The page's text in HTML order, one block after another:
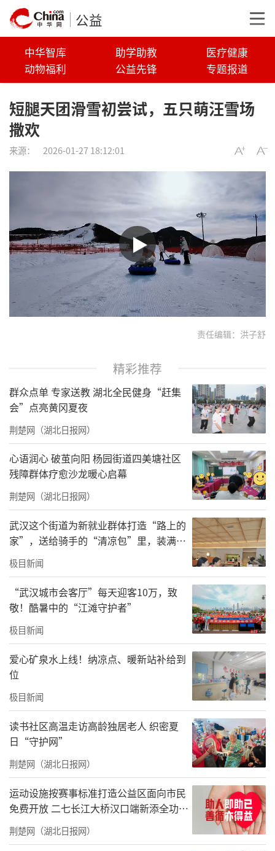
公益
中华智库 助学助教
医疗健康
动物福利
公益先锋 专题报道
短腿天团滑雪初尝试，五只萌汪雪场
撒欢
来源： 2026-01-27 18:12:01
责任编辑：洪子舒
精彩推荐
群众点单 专家送教 湖北全民健身“赶集
会”点亮黄冈夏夜
荆楚网（湖北日报网）
心语润心 破茧向阳 杨园街道四美塘社区
残障群体疗愈沙龙暖心启幕
荆楚网（湖北日报网）
武汉这个街道为新就业群体打造“路上的
家”，送给骑手的“清凉包”里，装满了
城市的善意与细节
极目新闻
“武汉城市会客厅”每天迎客10万，致
敬！酷暑中的“江滩守护者”
极目新闻
爱心矿泉水上线！纳凉点、暖新站补给到
位
极目新闻
读书社区高温走访高龄独居老人 织密夏
日“守护网”
荆楚网（湖北日报网）
运动设施按赛事标准打造公益区面向市民
免费开放 二七长江大桥汉口端新添全功能
体育公园
荆楚网（湖北日报网）